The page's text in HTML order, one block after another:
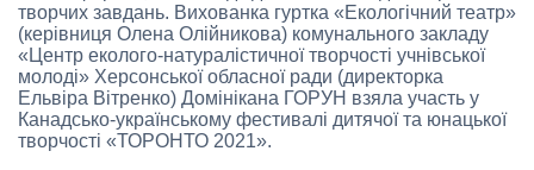
творчих завдань. Вихованка гуртка «Екологічний театр»
(керівниця Олена Олійникова) комунального закладу
«Центр еколого-натуралістичної творчості учнівської
молоді» Херсонської обласної ради (директорка
Ельвіра Вітренко) Домінікана ГОРУН взяла участь у
Канадсько-українському фестивалі дитячої та юнацької
творчості «ТОРОНТО 2021».